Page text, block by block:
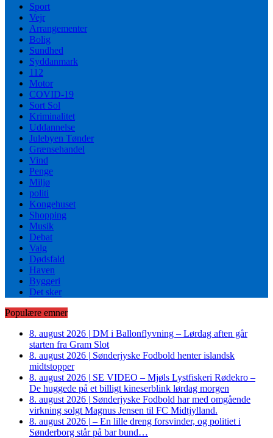
Sport
Vejr
Arrangementer
Bolig
Sundhed
Syddanmark
112
Motor
COVID-19
Sort Sol
Kriminalitet
Uddannelse
Julebyen Tønder
Grænsehandel
Vind
Penge
Miljø
politi
Kongehuset
Shopping
Musik
Debat
Valg
Dødsfald
Haven
Byggeri
Det sker
Populære emner
8. august 2026 | DM i Ballonflyvning – Lørdag aften går
starten fra Gram Slot
8. august 2026 | Sønderjyske Fodbold henter islandsk
midtstopper
8. august 2026 | SE VIDEO – Mjøls Lystfiskeri Rødekro –
De huggede på et billigt kineserblink lørdag morgen
8. august 2026 | Sønderjyske Fodbold har med omgående
virkning solgt Magnus Jensen til FC Midtjylland.
8. august 2026 | – En lille dreng forsvinder, og politiet i
Sønderborg står på bar bund…